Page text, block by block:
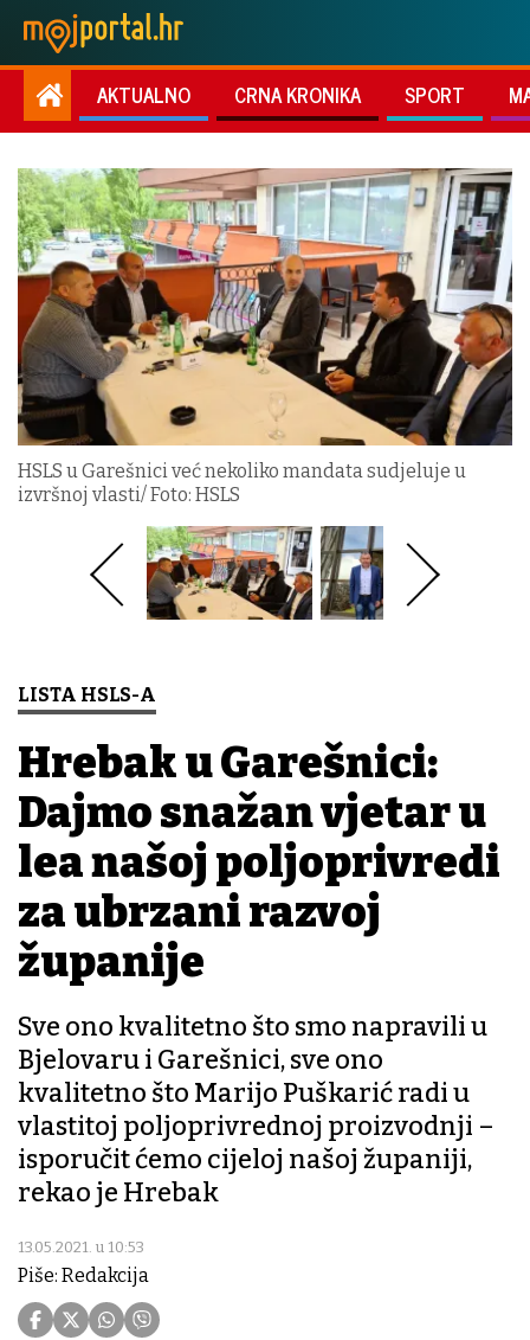
AKTUALNO CRNA KRONIKA SPORT
HSLS u Garešnici već nekoliko mandata sudjeluje u
izvršnoj vlasti/ Foto: HSLS
LISTA HSLS-A
Hrebak u Garešnici:
Dajmo snažan vjetar u
leđa našoj poljoprivredi
za ubrzani razvoj
županije
Sve ono kvalitetno što smo napravili u
Bjelovaru i Garešnici, sve ono
kvalitetno što Marijo Puškarić radi u
vlastitoj poljoprivrednoj proizvodnji –
isporučit ćemo cijeloj našoj županiji,
rekao je Hrebak
13.05.2021. u 10:53
Piše: Redakcija